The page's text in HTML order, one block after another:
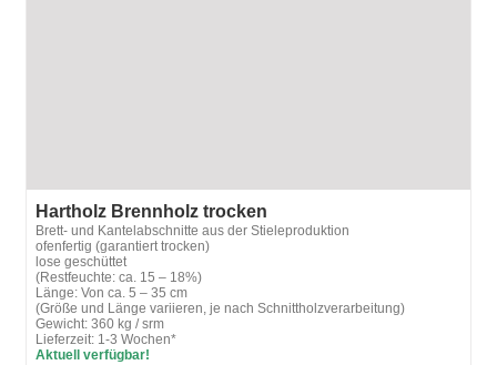
Hartholz Brennholz trocken
Brett- und Kantelabschnitte aus der Stieleproduktion
ofenfertig (garantiert trocken)
lose geschüttet
(Restfeuchte: ca. 15 – 18%)
Länge: Von ca. 5 – 35 cm
(Größe und Länge variieren, je nach Schnittholzverarbeitung)
Gewicht: 360 kg / srm
Lieferzeit: 1-3 Wochen*
Aktuell verfügbar!